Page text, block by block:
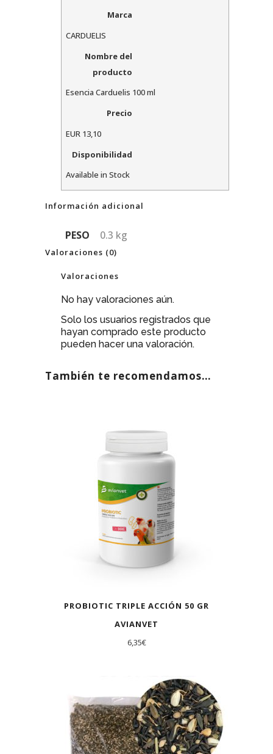
Marca
CARDUELIS
Nombre del
producto
Esencia Carduelis 100 ml
Precio
EUR13,10
Disponibilidad
Available in Stock
Información adicional
PESO 0.3 kg
Valoraciones (0)
Valoraciones
No hay valoraciones aún.
Solo los usuarios registrados que
hayan comprado este producto
pueden hacer una valoración.
También te recomendamos…
PROBIOTIC TRIPLE ACCIÓN 50 GR
AVIANVET
6,35€